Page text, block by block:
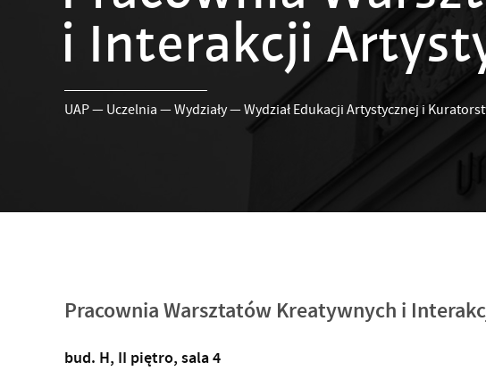
i Interakcji
UAP— Uczelnia —Wydziały—Wydział Edukacji Artystycznej i
Pracownia Warsztatów Kreatywnych i
bud. H, II piętro, sala 4